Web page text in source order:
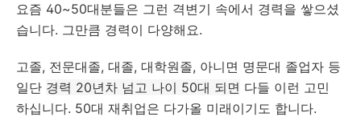
요즘 40~50대분들은 그런 격변기 속에서 경력을 쌓으셨
습니다. 그만큼 경력이 다양해요.
고졸, 전문대졸, 대졸, 대학원졸, 아니면 명문대 졸업자 등
일단 경력 20년차 넘고 나이 50대 되면 다들 이런 고민
하십니다. 50대 재취업은 다가올 미래이기도 합니다.